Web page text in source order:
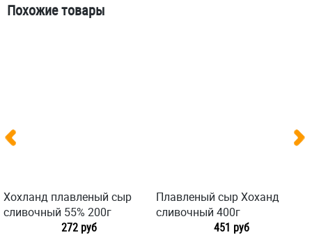
Похожие товары
Хохланд плавленый сыр
сливочный 55% 200г
272 руб
Плавленый сыр Хоханд
сливочный 400г
451 руб